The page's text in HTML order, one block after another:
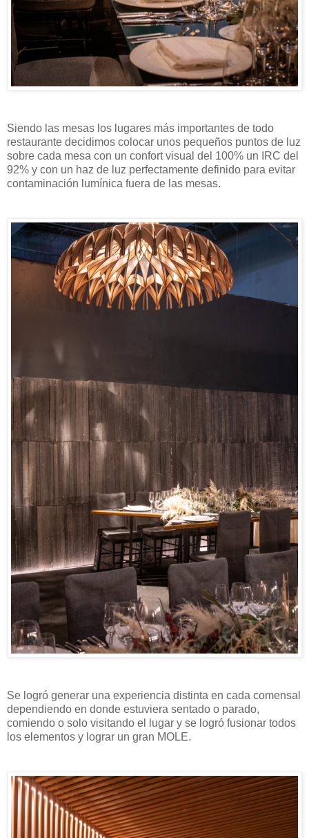
Siendo las mesas los lugares más importantes de todo
restaurante decidimos colocar unos pequeños puntos de luz
sobre cada mesa con un confort visual del 100% un IRC del
92% y con un haz de luz perfectamente definido para evitar
contaminación lumínica fuera de las mesas.
Se logró generar una experiencia distinta en cada comensal
dependiendo en donde estuviera sentado o parado,
comiendo o solo visitando el lugar y se logró fusionar todos
los elementos y lograr un gran MOLE.